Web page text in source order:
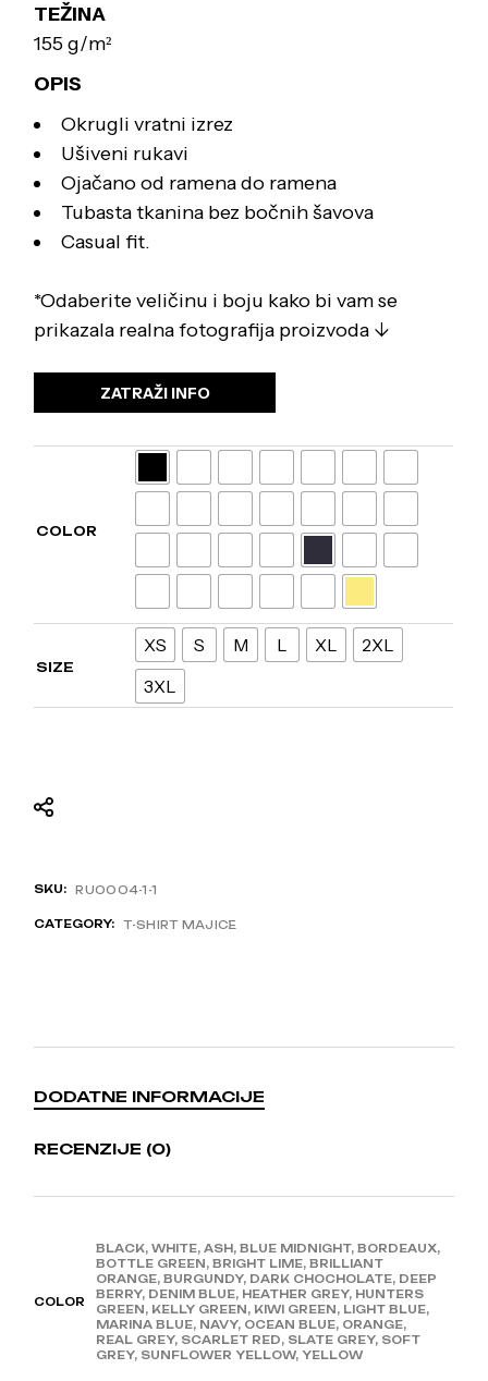
TEŽINA
155 g/m²
OPIS
Okrugli vratni izrez
Ušiveni rukavi
Ojačano od ramena do ramena
Tubasta tkanina bez bočnih šavova
Casual fit.
*Odaberite veličinu i boju kako bi vam se
prikazala realna fotografija proizvoda ↓
ZATRAŽI INFO
COLOR
SIZE
XS S M L XL
2XL
3XL
SKU: RU0004-1-1
CATEGORY: T-SHIRT MAJICE
DODATNE INFORMACIJE
RECENZIJE (0)
COLOR
BLACK, WHITE, ASH, BLUE MIDNIGHT, BORDEAUX,
BOTTLE GREEN, BRIGHT LIME, BRILLIANT
ORANGE, BURGUNDY, DARK CHOCHOLATE, DEEP
BERRY, DENIM BLUE, HEATHER GREY, HUNTERS
GREEN, KELLY GREEN, KIWI GREEN, LIGHT BLUE,
MARINA BLUE, NAVY, OCEAN BLUE, ORANGE,
REAL GREY, SCARLET RED, SLATE GREY, SOFT
GREY, SUNFLOWER YELLOW, YELLOW